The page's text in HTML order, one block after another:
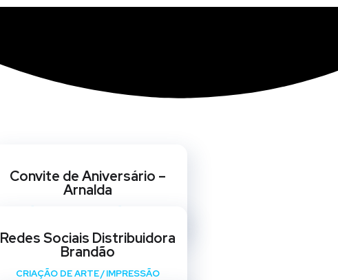
Convite de Aniversário –
Arnalda
Redes Sociais Distribuidora
Brandão
CRIAÇÃO DE ARTE/ IMPRESSÃO